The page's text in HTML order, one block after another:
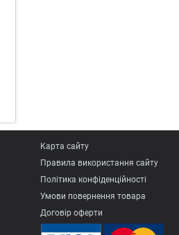
Карта сайту
Правила використання сайту
Політика конфіденційності
Умови повернення товарa
Договір оферти